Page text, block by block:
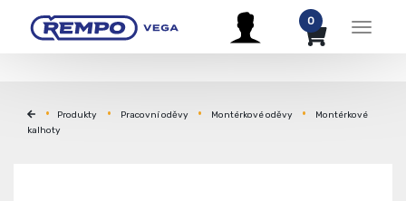
Menu
0
Produkty Pracovní oděvy Montérkové oděvy
Montérkové
kalhoty